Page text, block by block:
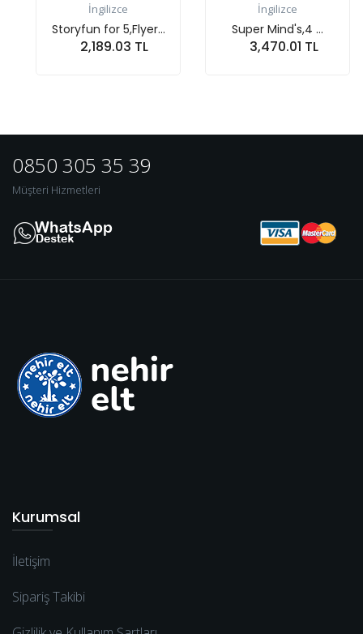
İngilizce
Storyfun for 5,Flyer...
2,189.03 TL
İngilizce
Super Mind's,4 ...
3,470.01 TL
0850 305 35 39
Müşteri Hizmetleri
Kurumsal
İletişim
Sipariş Takibi